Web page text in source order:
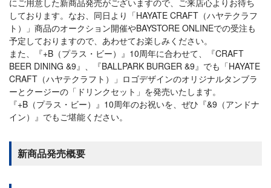
にご用意した新商品発売がございますので、ご来店心よりお待ち
しております。なお、同日より「HAYATE CRAFT（ハヤテクラフ
ト）」商品のオークション開催やBAYSTORE ONLINEでの受注も
予定しておりますので、あわせてお楽しみください。
また、『+B（プラス・ビー）』10周年に合わせて、『CRAFT
BEER DINING &9』、『BALLPARK BURGER &9』でも「HAYATE
CRAFT（ハヤテクラフト）」ロゴデザインのオリジナルタンブラ
ーとクージーの「ドリンクセット」を発売いたします。
『+B（プラス・ビー）』10周年のお祝いを、ぜひ『&9（アンドナ
イン）』でもご堪能ください。
新商品発売概要